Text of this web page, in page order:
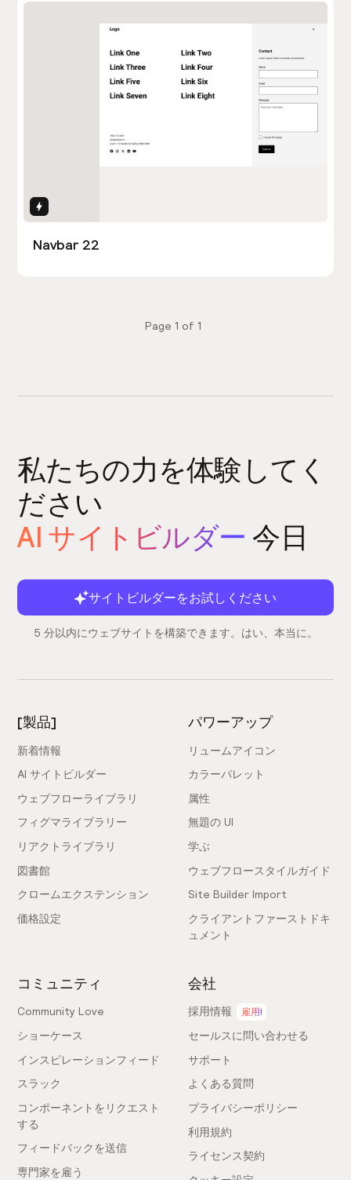
Navbar 22
Page 1 of 1
私たちの力を体験してく
ださい
AI サイトビルダー 今日
サイトビルダーをお試しください
5 分以内にウェブサイトを構築できます。はい、本当に。
[製品]
新着情報
AI サイトビルダー
ウェブフローライブラリ
フィグマライブラリー
リアクトライブラリ
図書館
クロームエクステンション
価格設定
パワーアップ
リュームアイコン
カラーパレット
属性
無題の UI
学ぶ
ウェブフロースタイルガイド
Site Builder Import
クライアントファーストドキ
ュメント
コミュニティ
Community Love
ショーケース
インスピレーションフィード
スラック
コンポーネントをリクエスト
する
フィードバックを送信
専門家を雇う
会社
採用情報 雇用!
セールスに問い合わせる
サポート
よくある質問
プライバシーポリシー
利用規約
ライセンス契約